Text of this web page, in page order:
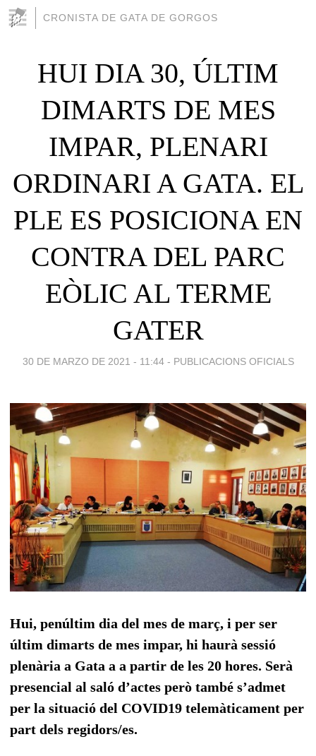
CRONISTA DE GATA DE GORGOS
HUI DIA 30, ÚLTIM
DIMARTS DE MES
IMPAR, PLENARI
ORDINARI A GATA. EL
PLE ES POSICIONA EN
CONTRA DEL PARC
EÒLIC AL TERME
GATER
30 DE MARZO DE 2021 - 11:44 - PUBLICACIONS OFICIALS
Hui, penúltim dia del mes de març, i per ser
últim dimarts de mes impar, hi haurà sessió
plenària a Gata a a partir de les 20 hores. Serà
presencial al saló d’actes però també s’admet
per la situació del COVID19 telemàticament per
part dels regidors/es.